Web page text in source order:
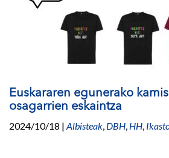
Euskararen egunerako
osagarrien eskaintza
2024/10/18 | Albisteak, DBH, HH,